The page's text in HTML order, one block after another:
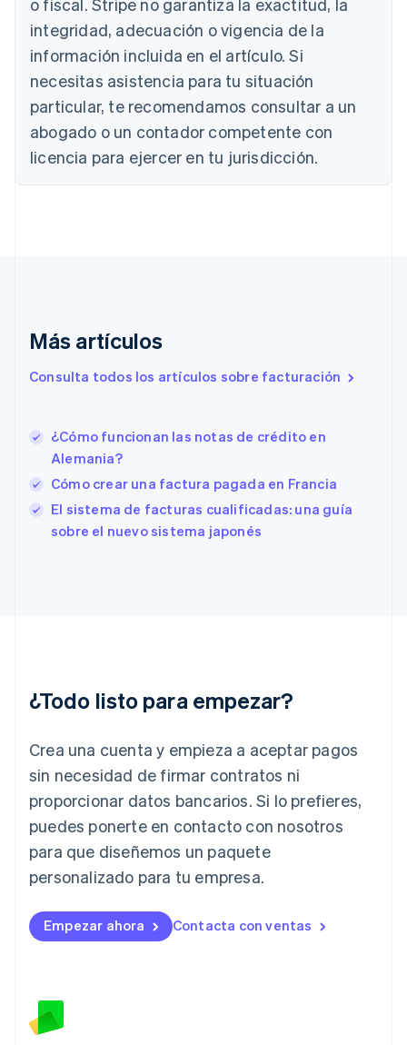
o fiscal. Stripe no garantiza la exactitud, la
integridad, adecuación o vigencia de la
información incluida en el artículo. Si
necesitas asistencia para tu situación
particular, te recomendamos consultar a un
abogado o un contador competente con
licencia para ejercer en tu jurisdicción.
Más artículos
Consulta todos los artículos sobre facturación
¿Cómo funcionan las notas de crédito en
Alemania?
Cómo crear una factura pagada en Francia
El sistema de facturas cualificadas: una guía
sobre el nuevo sistema japonés
¿Todo listo para empezar?
Crea una cuenta y empieza a aceptar pagos
sin necesidad de firmar contratos ni
proporcionar datos bancarios. Si lo prefieres,
puedes ponerte en contacto con nosotros
para que diseñemos un paquete
personalizado para tu empresa.
Empezar ahora Contacta con ventas
PortuguêsEnglish
Bulgaria
English
Canadá
EnglishFrançais
简体中文 English
Chipre
English
Croacia
EnglishItaliano
EnglishItaliano
EspañolEnglish
Estonia
Finlandia
English Svenska
Francia
Gibraltar
English
Italiano English
日本語English
Letonia
English
Liechtenstein
Deutsch English
Lituania
Luxemburgo
FrançaisDeutschEnglish
Malasia
English
México